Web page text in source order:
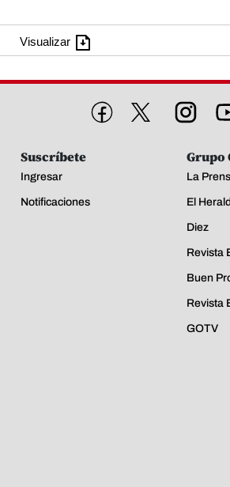
Visualizar
Suscríbete
Ingresar
Notificaciones
Grupo
La
El
Diez
Revista
Buen
Revista
GOTV